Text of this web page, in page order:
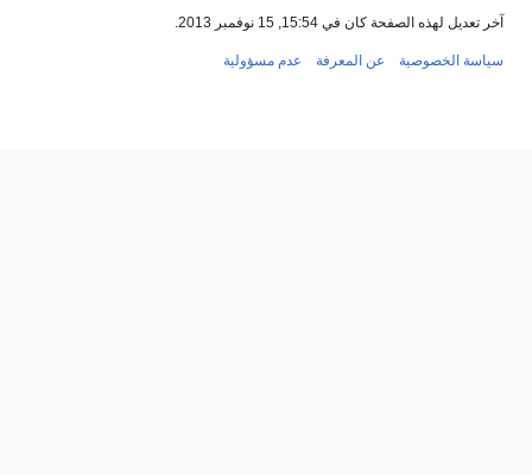
آخر تعديل لهذه الصفحة كان في 15:54, 15 نوفمبر 2013.
سياسة الخصوصية عن المعرفة عدم مسؤولية